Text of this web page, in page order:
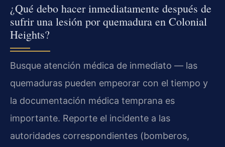
¿Qué debo hacer inmediatamente después de
sufrir una lesión por quemadura en Colonial
Heights?
Busque atención médica de inmediato — las
quemaduras pueden empeorar con el tiempo y
la documentación médica temprana es
importante. Reporte el incidente a las
autoridades correspondientes (bomberos,